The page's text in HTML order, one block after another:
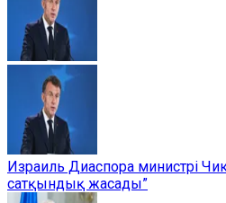
Израиль Диаспора министрі
сатқындық жасады”